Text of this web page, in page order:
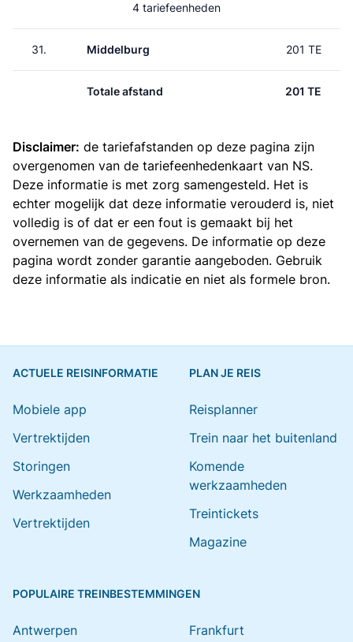
4 tariefeenheden
31. Middelburg 201 TE
Totale afstand 201 TE
Disclaimer: de tariefafstanden op deze pagina zijn
overgenomen van de tariefeenhedenkaart van NS.
Deze informatie is met zorg samengesteld. Het is
echter mogelijk dat deze informatie verouderd is, niet
volledig is of dat er een fout is gemaakt bij het
overnemen van de gegevens. De informatie op deze
pagina wordt zonder garantie aangeboden. Gebruik
deze informatie als indicatie en niet als formele bron.
ACTUELE REISINFORMATIE
Mobiele app
Vertrektijden
Storingen
Werkzaamheden
Vertrektijden
PLAN JE REIS
Reisplanner
Trein naar het buitenland
Komende
werkzaamheden
Treintickets
Magazine
POPULAIRE TREINBESTEMMINGEN
Antwerpen Frankfurt